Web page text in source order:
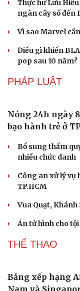
GIẢI TRÍ
Sao Việt 7-8:
Cặp đôi Tom
dinh thự ở Surrey?
Thực hư Lưu
ngàn cây số đến
Vì sao Marvel
pop sau 10 năm?